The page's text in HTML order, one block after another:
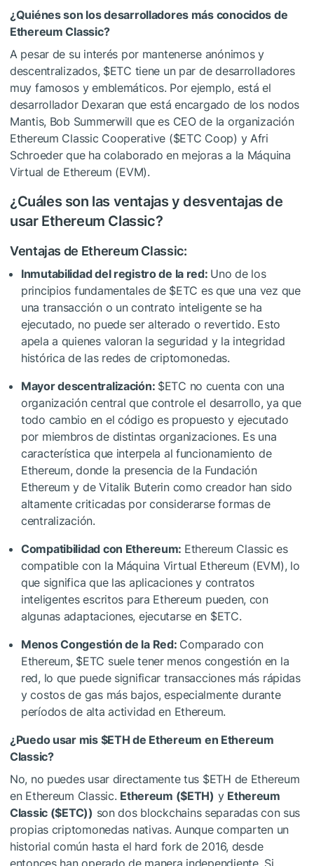
¿Quiénes son los desarrolladores más conocidos de
Ethereum Classic?
A pesar de su interés por mantenerse anónimos y
descentralizados, $ETC tiene un par de desarrolladores
muy famosos y emblemáticos. Por ejemplo, está el
desarrollador Dexaran que está encargado de los nodos
Mantis, Bob Summerwill que es CEO de la organización
Ethereum Classic Cooperative ($ETC Coop) y Afri
Schroeder que ha colaborado en mejoras a la Máquina
Virtual de Ethereum (EVM).
¿Cuáles son las ventajas y desventajas de
usar Ethereum Classic?
Ventajas de Ethereum Classic:
Inmutabilidad del registro de la red: Uno de los
principios fundamentales de $ETC es que una vez que
una transacción o un contrato inteligente se ha
ejecutado, no puede ser alterado o revertido. Esto
apela a quienes valoran la seguridad y la integridad
histórica de las redes de criptomonedas.
Mayor descentralización: $ETC no cuenta con una
organización central que controle el desarrollo, ya que
todo cambio en el código es propuesto y ejecutado
por miembros de distintas organizaciones. Es una
característica que interpela al funcionamiento de
Ethereum, donde la presencia de la Fundación
Ethereum y de Vitalik Buterin como creador han sido
altamente criticadas por considerarse formas de
centralización.
Compatibilidad con Ethereum: Ethereum Classic es
compatible con la Máquina Virtual Ethereum (EVM), lo
que significa que las aplicaciones y contratos
inteligentes escritos para Ethereum pueden, con
algunas adaptaciones, ejecutarse en $ETC.
Menos Congestión de la Red: Comparado con
Ethereum, $ETC suele tener menos congestión en la
red, lo que puede significar transacciones más rápidas
y costos de gas más bajos, especialmente durante
períodos de alta actividad en Ethereum.
¿Puedo usar mis $ETH de Ethereum en Ethereum
Classic?
No, no puedes usar directamente tus $ETH de Ethereum
en Ethereum Classic. Ethereum ($ETH) y Ethereum
Classic ($ETC)) son dos blockchains separadas con sus
propias criptomonedas nativas. Aunque comparten un
historial común hasta el hard fork de 2016, desde
entonces han operado de manera independiente. Si